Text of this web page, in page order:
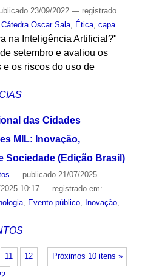
23/09/2022 — registrado
Cátedra Oscar Sala, Ética, capa
na Inteligência Artificial?"
setembro e avaliou os
e os riscos do uso de
das Cidades
MIL: Inovação,
Sociedade (Edição Brasil)
— publicado21/07/2025 —
10:17 — registrado em:
, Evento público, Inovação,
Próximos 10 itens »
11 12